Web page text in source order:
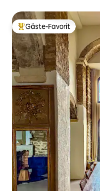
Beliebter Gäste-Favorit.
Gäste-Favorit